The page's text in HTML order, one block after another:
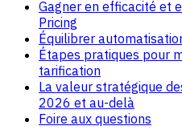
Gagner en efficacité et
Pricing
Équilibrer
Étapes pratiques pour
tarification
La valeur stratégique
2026 et au-delà
Foire aux questions